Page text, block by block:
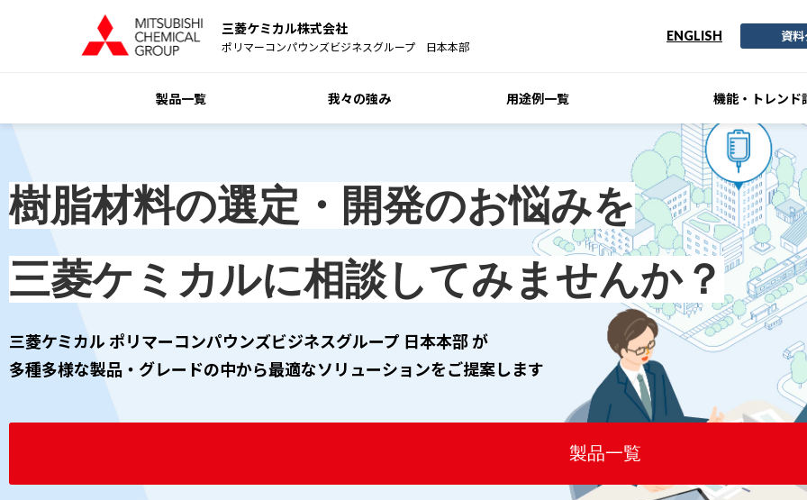
三菱ケミカル株式会社
ポリマーコンパウンズビジネスグループ 日本本部
ENGLISH 資
製品一覧 我々の強み 用途例一覧 機能・トレンド
樹脂材料の選定・開発のお悩みを
三菱ケミカルに相談してみませんか？
三菱ケミカル ポリマーコンパウンズビジネスグループ 日本本部 が
多種多様な製品・グレードの中から最適なソリューションをご提案します
製品一覧